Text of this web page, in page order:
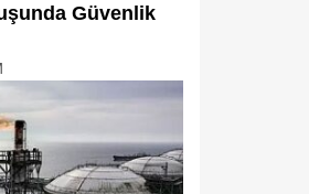
Güvenlik